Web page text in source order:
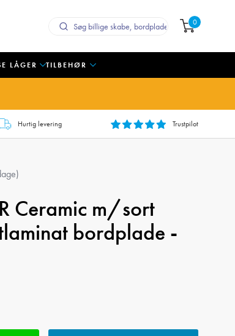
0
LÅGER TILBEHØR
Hurtig levering Trustpilot
)
Ceramic m/sort
bordplade -